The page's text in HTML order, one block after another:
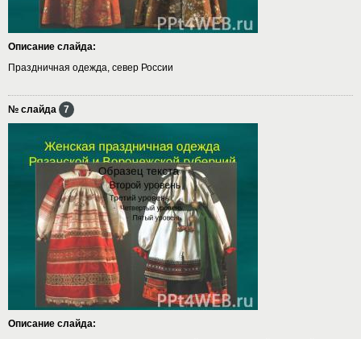
Описание слайда:
Праздничная одежда, север России
№ слайда 7
Описание слайда: